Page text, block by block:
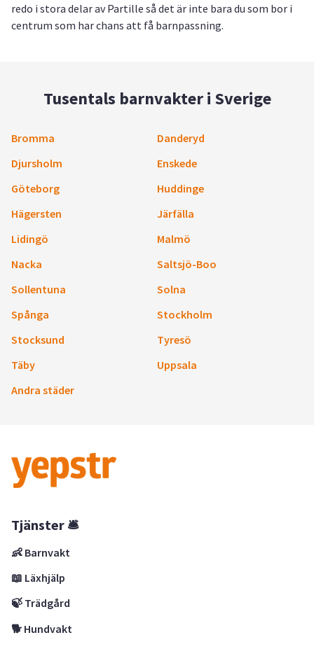
redo i stora delar av Partille så det är inte bara du som bor i
centrum som har chans att få barnpassning.
Tusentals barnvakter i Sverige
Bromma
Danderyd
Djursholm
Enskede
Göteborg
Huddinge
Hägersten
Järfälla
Lidingö
Malmö
Nacka
Saltsjö-Boo
Sollentuna
Solna
Spånga
Stockholm
Stocksund
Tyresö
Täby
Uppsala
Andra städer
Tjänster 🛎
👶 Barnvakt
📖 Läxhjälp
🍃 Trädgård
🐕 Hundvakt